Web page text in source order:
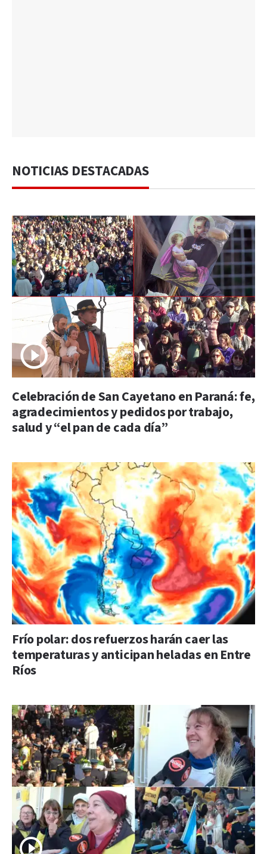
NOTICIAS DESTACADAS
Celebración de San Cayetano en Paraná: fe,
agradecimientos y pedidos por trabajo,
salud y “el pan de cada día”
Frío polar: dos refuerzos harán caer las
temperaturas y anticipan heladas en Entre
Ríos